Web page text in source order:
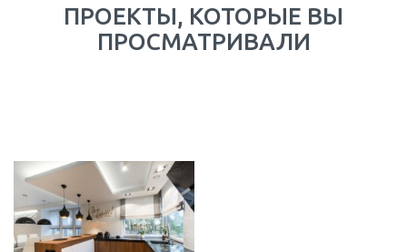
ПРОЕКТЫ, КОТОРЫЕ ВЫ
ПРОСМАТРИВАЛИ